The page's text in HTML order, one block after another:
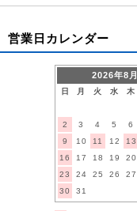
営業日カレンダー
2026年8月
日 月 火 水 木
2
3 4 5 6
9
10 11 12 13
16
17 18 19 20
23
24 25 26 27
30
31